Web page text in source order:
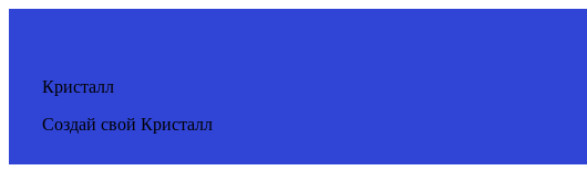
Кристалл
Создай свой Кристалл